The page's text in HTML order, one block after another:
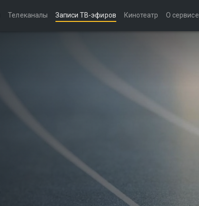
Телеканалы Записи ТВ-эфиров Кинотеатр О сервисе